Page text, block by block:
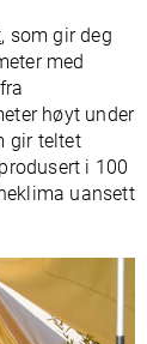
, som gir deg
med
høyt under
gir teltet
i 100
uansett